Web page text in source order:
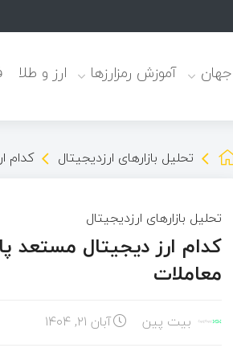
جهان آموزش رمزارزها ارز و طلا
تحلیل بازارهای ارزدیجیتال کدام
تحلیل بازارهای ارزدیجیتال
معاملات
بیت پین آبان ۲۱, ۱۴۰۴